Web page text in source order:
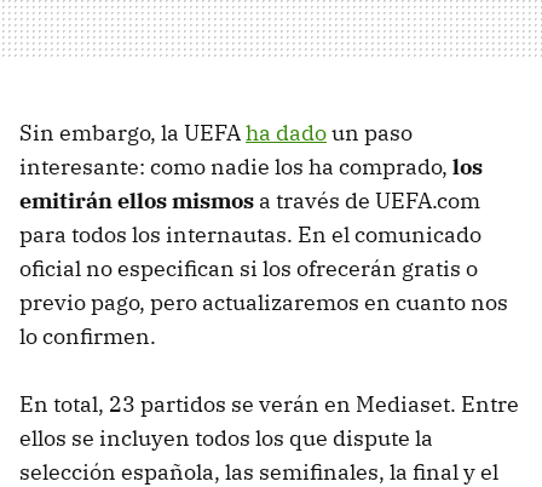
Sin embargo, la UEFAha dadoun paso
interesante: como nadie los ha comprado, los
emitirán ellos mismos a través de UEFA.com
para todos los internautas. En el comunicado
oficial no especifican si los ofrecerán gratis o
previo pago, pero actualizaremos en cuanto nos
lo confirmen.
En total, 23 partidos se verán en Mediaset. Entre
ellos se incluyen todos los que dispute la
selección española, las semifinales, la final y el